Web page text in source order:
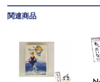
関連商品